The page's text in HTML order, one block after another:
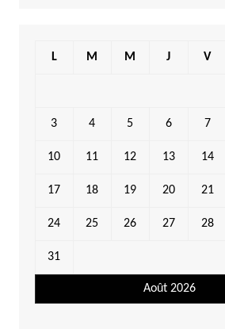
Août 2026
L M M J V
3 4 5 6 7
10 11 12 13 14
17 18 19 20 21
24 25 26 27 28
31